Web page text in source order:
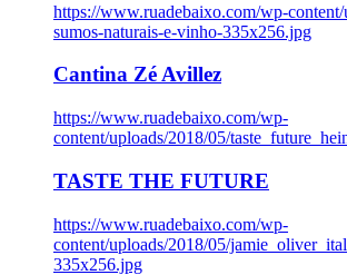
https://www.ruadebaixo.com/wp-
sumos-naturais-e-vinho-335x256.jpg
Cantina Zé Avillez
https://www.ruadebaixo.com/wp-
content/uploads/2018/05/
TASTE THE FUTURE
https://www.ruadebaixo.com/wp-
content/uploads/2018/05/
335x256.jpg